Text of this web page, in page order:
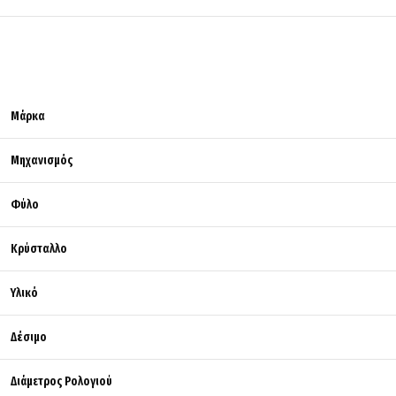
Μάρκα
Μηχανισμός
Φύλο
Κρύσταλλο
Υλικό
Δέσιμο
Διάμετρος Ρολογιού